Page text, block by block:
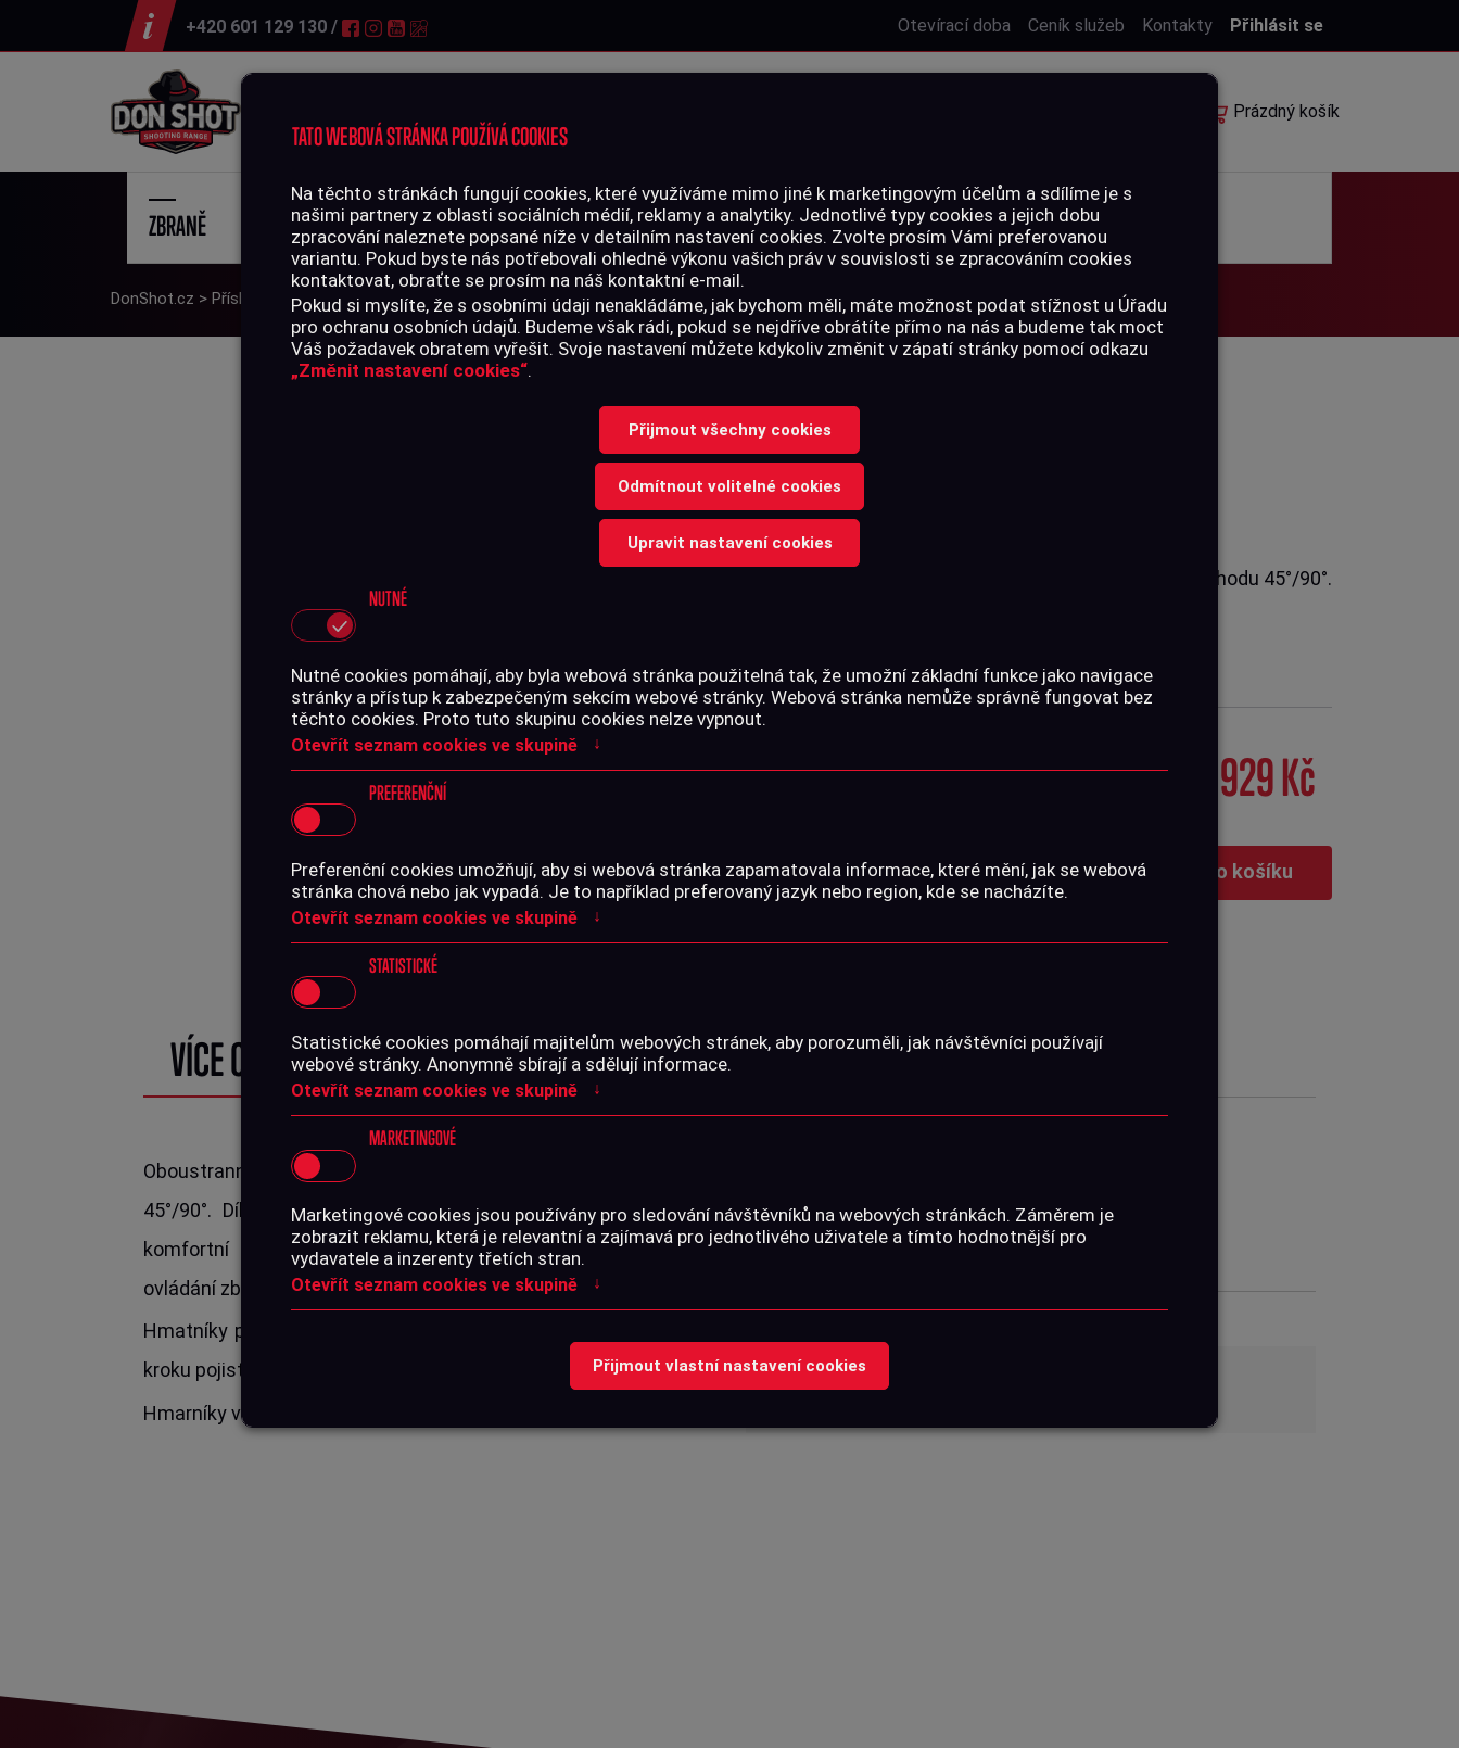
TATO WEBOVÁ STRÁNKA POUŽÍVÁ COOKIES
Na těchto stránkách fungují cookies, které využíváme mimo jiné k marketingovým účelům a sdílíme je s
našimi partnery z oblasti sociálních médií, reklamy a analytiky. Jednotlivé typy cookies a jejich dobu
zpracování naleznete popsané níže v detailním nastavení cookies. Zvolte prosím Vámi preferovanou
variantu. Pokud byste nás potřebovali ohledně výkonu vašich práv v souvislosti se zpracováním cookies
kontaktovat, obraťte se prosím na náš kontaktní e-mail.
Pokud si myslíte, že s osobními údaji nenakládáme, jak bychom měli, máte možnost podat stížnost u Úřadu
pro ochranu osobních údajů. Budeme však rádi, pokud se nejdříve obrátíte přímo na nás a budeme tak moct
Váš požadavek obratem vyřešit. Svoje nastavení můžete kdykoliv změnit v zápatí stránky pomocí odkazu
„Změnit nastavení cookies“.
Přijmout všechny cookies
Odmítnout volitelné cookies
Upravit nastavení cookies
NUTNÉ
Nutné cookies pomáhají, aby byla webová stránka použitelná tak, že umožní základní funkce jako navigace
stránky a přístup k zabezpečeným sekcím webové stránky. Webová stránka nemůže správně fungovat bez
těchto cookies. Proto tuto skupinu cookies nelze vypnout.
Otevřít seznam cookies ve skupině ↓
PREFERENČNÍ
Preferenční cookies umožňují, aby si webová stránka zapamatovala informace, které mění, jak se webová
stránka chová nebo jak vypadá. Je to například preferovaný jazyk nebo region, kde se nacházíte.
Otevřít seznam cookies ve skupině ↓
STATISTICKÉ
Statistické cookies pomáhají majitelům webových stránek, aby porozuměli, jak návštěvníci používají
webové stránky. Anonymně sbírají a sdělují informace.
Otevřít seznam cookies ve skupině ↓
MARKETINGOVÉ
Marketingové cookies jsou používány pro sledování návštěvníků na webových stránkách. Záměrem je
zobrazit reklamu, která je relevantní a zajímavá pro jednotlivého uživatele a tímto hodnotnější pro
vydavatele a inzerenty třetích stran.
Otevřít seznam cookies ve skupině ↓
Přijmout vlastní nastavení cookies
+420 601 129 130 / Otevírací doba Ceník služeb Kontakty Přihlásit se
Prázdný košík
ZBRANĚ STŘELIVO PŘÍSLUŠENSTVÍ POUKAZY
DonShot.cz > Příslušenství>Doplňky AR-15 >Oboustranná pojistka AR-15 45°/90° UTG, modrá
OBOUSTRANNÁ POJISTKA AR-
15 45°/90° UTG, MODRÁ
Oboustranná pojistka UTG pro AR-15 má volitelný úhel chodu 45°/90°.
929 Kč
- + ks Vložit do košíku
VÍCE O PRODUKTU
Oboustranná pojistka UTG pro AR-15 má volitelný úhel chodu
45°/90°. Díky specificky hladkému povrchu má velice čistý a
komfortní chod a přitom zajišťuje maximální bezpečnost při
ovládání zbraně.
Hmatníky pojistky jsou vyrobeny v kombinaci hliník/ocel. Změna
kroku pojistky se provádí otočením čepu pojistky.
Hmarníky v modré povrchové úpravě.
PARAMETRY
SOUBORY KE STAŽENÍ
Žádné soubory